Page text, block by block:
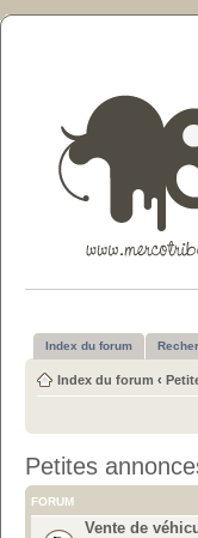
Index du forum
Index du forum ‹
Petites
FORUM
Vente de